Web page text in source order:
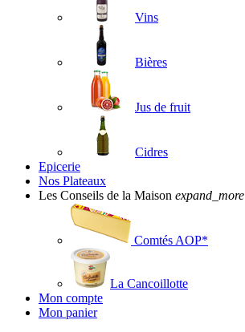
Vins
Bières
Jus de fruit
Cidres
Epicerie
Nos Plateaux
Les Conseils de la Maison expand_more
Comtés AOP*
La Cancoillotte
Mon compte
Mon panier